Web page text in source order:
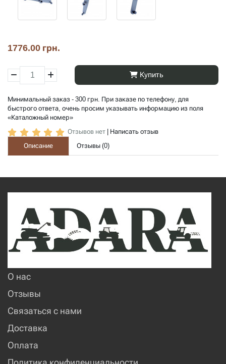
1776.00 грн.
Купить
Минимальный заказ - 300 грн. При заказе по телефону, для
быстрого ответа, очень просим указывать информацию из поля
«Каталожный номер»
Отзывов нет
Написать отзыв
Описание
Отзывы (0)
О нас
Отзывы
Связаться с нами
Доставка
Оплата